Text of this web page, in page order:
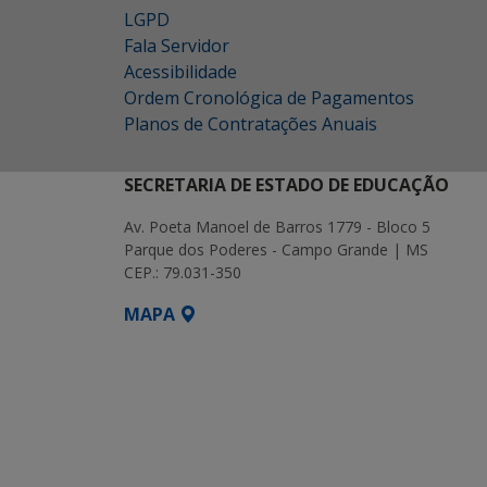
LGPD
Fala Servidor
Acessibilidade
Ordem Cronológica de Pagamentos
Planos de Contratações Anuais
SECRETARIA DE ESTADO DE EDUCAÇÃO
Av. Poeta Manoel de Barros 1779 - Bloco 5
Parque dos Poderes - Campo Grande | MS
CEP.: 79.031-350
MAPA